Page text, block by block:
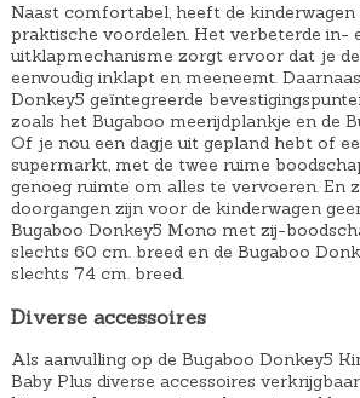
Naast comfortabel, heeft de
praktische voordelen. Het verbeterde in-
uitklapmechanisme zorgt ervoor dat je
eenvoudig inklapt en meeneemt.
Donkey5 geïntegreerde
zoals het Bugaboo meerijdplankje en de
Of je nou een dagje uit gepland hebt of
supermarkt, met de twee ruime
genoeg ruimte om alles te vervoeren. En
doorgangen zijn voor de kinderwagen
Bugaboo Donkey5 Mono met zij-
slechts 60 cm. breed en de Bugaboo
slechts 74 cm. breed.
Diverse accessoires
Als aanvulling op de Bugaboo Donkey5
Baby Plus diverse accessoires